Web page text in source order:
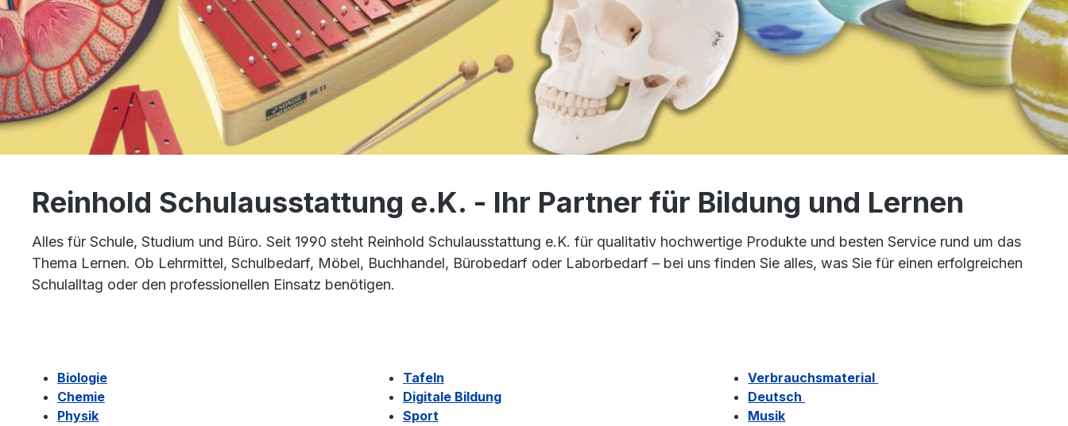
Reinhold Schulausstattung e.K. - Ihr Partner für Bildung und Lernen
Alles für Schule, Studium und Büro. Seit 1990 steht Reinhold Schulausstattung e.K. für qualitativ hochwertige Produkte und besten Service rund um das
Thema Lernen. Ob Lehrmittel, Schulbedarf, Möbel, Buchhandel, Bürobedarf oder Laborbedarf – bei uns finden Sie alles, was Sie für einen erfolgreichen
Schulalltag oder den professionellen Einsatz benötigen.
Biologie
Chemie
Physik
Tafeln
Digitale Bildung
Sport
Verbrauchsmaterial
Deutsch
Musik